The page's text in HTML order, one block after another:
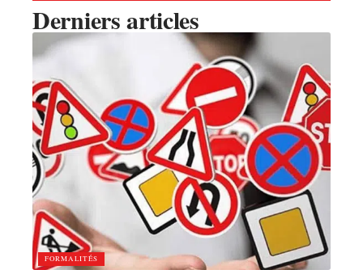
Derniers articles
FORMALITÉS